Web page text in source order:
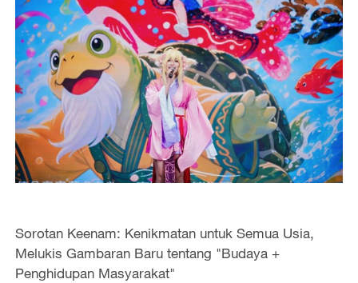
Sorotan Keenam: Kenikmatan untuk Semua Usia,
Melukis Gambaran Baru tentang "Budaya +
Penghidupan Masyarakat"